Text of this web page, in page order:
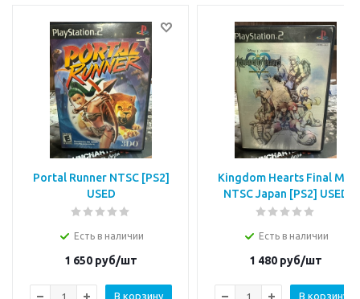
Portal Runner NTSC [PS2]
USED
Есть в наличии
1 650 руб/шт
В корзину
Kingdom Hearts Final Mix
NTSC Japan [PS2] USED
Есть в наличии
1 480 руб/шт
В корзину